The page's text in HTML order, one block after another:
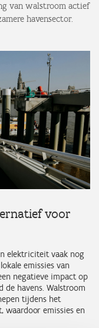
van walstroom actief
havensector.
voor
elektriciteit vaak nog
emissies van
negatieve impact op
havens. Walstroom
tijdens het
waardoor emissies en